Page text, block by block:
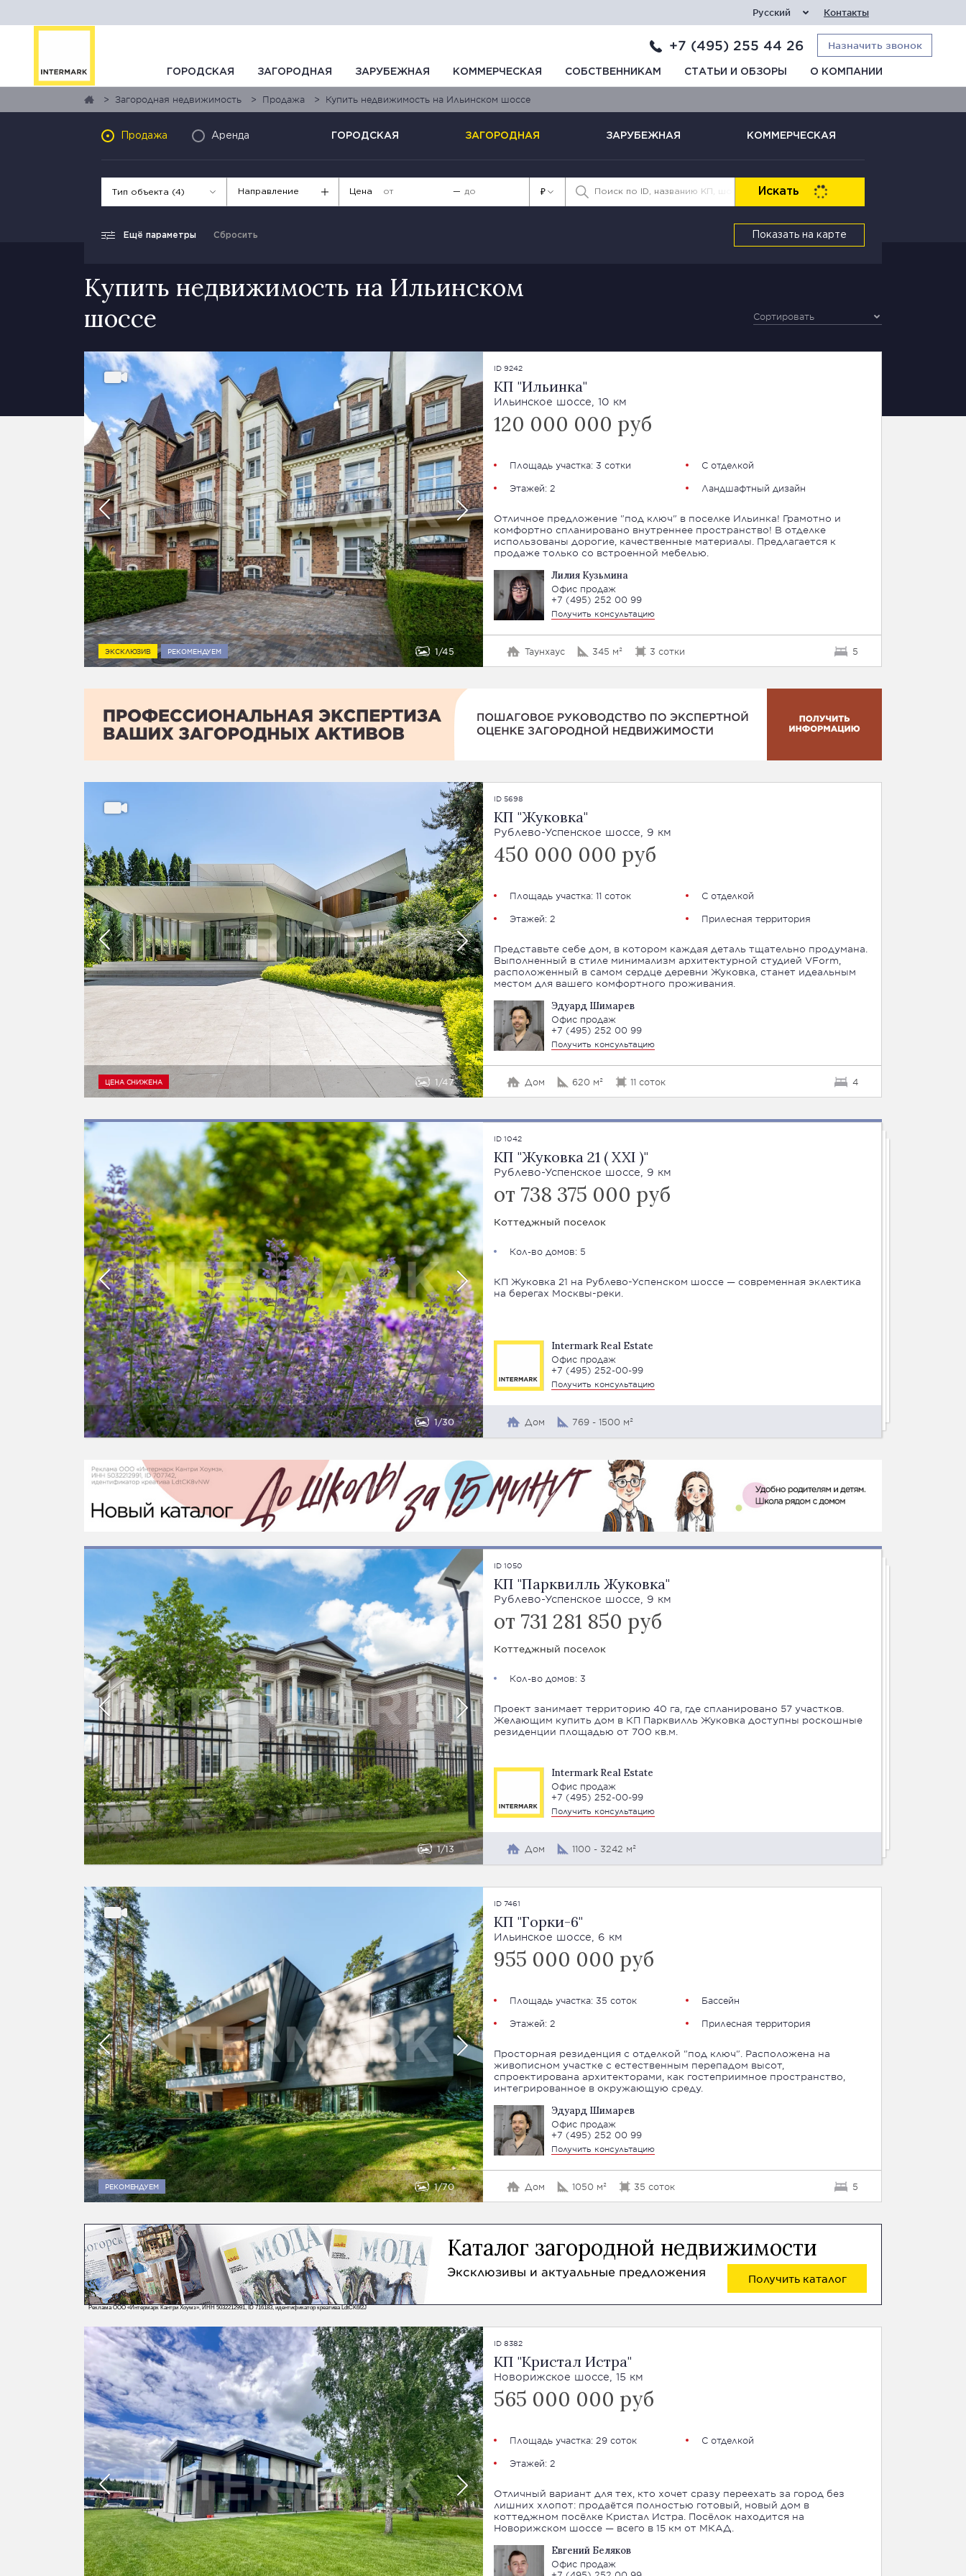
Русский Контакты
+7 (495) 255 44 26 Назначить звонок
ГОРОДСКАЯ ЗАГОРОДНАЯ ЗАРУБЕЖНАЯ КОММЕРЧЕСКАЯ СОБСТВЕННИКАМ СТАТЬИ И ОБЗОРЫ О КОМПАНИИ
Загородная недвижимость Продажа Купить недвижимость на Ильинском шоссе
Продажа Аренда ГОРОДСКАЯ ЗАГОРОДНАЯ ЗАРУБЕЖНАЯ КОММЕРЧЕСКАЯ
Тип объекта (4) Направление Цена — ₽ Искать
Ещё параметры Сбросить Показать на карте
Купить недвижимость на Ильинском
шоссе
Сортировать
ЭКСКЛЮЗИВ РЕКОМЕНДУЕМ 1 45
ID 9242
КП "Ильинка"
Ильинское шоссе, 10 км
120 000 000 руб
Площадь участка: 3 сотки
С отделкой
Этажей: 2
Ландшафтный дизайн
Отличное предложение "под ключ" в поселке Ильинка! Грамотно и
комфортно спланировано внутреннее пространство! В отделке
использованы дорогие, качественные материалы. Предлагается к
продаже только со встроенной мебелью.
Лилия Кузьмина
Офис продаж
+7 (495) 252 00 99
Получить консультацию
Таунхаус 345 м² 3 сотки 5
ЦЕНА СНИЖЕНА 1 47
ID 5698
КП "Жуковка"
Рублево-Успенское шоссе, 9 км
450 000 000 руб
Площадь участка: 11 соток
С отделкой
Этажей: 2
Прилесная территория
Представьте себе дом, в котором каждая деталь тщательно продумана.
Выполненный в стиле минимализм архитектурной студией VForm,
расположенный в самом сердце деревни Жуковка, станет идеальным
местом для вашего комфортного проживания.
Эдуард Шимарев
Офис продаж
+7 (495) 252 00 99
Получить консультацию
Дом 620 м² 11 соток 4
1 30
ID 1042
КП "Жуковка 21 ( XXI )"
Рублево-Успенское шоссе, 9 км
от 738 375 000 руб
Коттеджный поселок
Кол-во домов: 5
КП Жуковка 21 на Рублево-Успенском шоссе — современная эклектика
на берегах Москвы-реки.
Intermark Real Estate
Офис продаж
+7 (495) 252-00-99
Получить консультацию
Дом 769 - 1500 м²
1 13
ID 1050
КП "Парквилль Жуковка"
Рублево-Успенское шоссе, 9 км
от 731 281 850 руб
Коттеджный поселок
Кол-во домов: 3
Проект занимает территорию 40 га, где спланировано 57 участков.
Желающим купить дом в КП Парквилль Жуковка доступны роскошные
резиденции площадью от 700 кв.м.
Intermark Real Estate
Офис продаж
+7 (495) 252-00-99
Получить консультацию
Дом 1100 - 3242 м²
РЕКОМЕНДУЕМ 1 70
ID 7461
КП "Горки-6"
Ильинское шоссе, 6 км
955 000 000 руб
Площадь участка: 35 соток
Бассейн
Этажей: 2
Прилесная территория
Просторная резиденция с отделкой "под ключ". Расположена на
живописном участке с естественным перепадом высот,
спроектирована архитекторами, как гостеприимное пространство,
интегрированное в окружающую среду.
Эдуард Шимарев
Офис продаж
+7 (495) 252 00 99
Получить консультацию
Дом 1050 м² 35 соток 5
Каталог загородной недвижимости
Эксклюзивы и актуальные предложения Получить каталог
Реклама ООО «Интермарк Кантри Хоумз», ИНН 5032212991, ID 716183, идентификатор креатива LdtCK6f2J
ID 8382
КП "Кристал Истра"
Новорижское шоссе, 15 км
565 000 000 руб
Площадь участка: 29 соток
С отделкой
Этажей: 2
Отличный вариант для тех, кто хочет сразу переехать за город без
лишних хлопот: продаётся полностью готовый, новый дом в
коттеджном посёлке Кристал Истра. Посёлок находится на
Новорижском шоссе — всего в 15 км от МКАД.
Евгений Беляков
Офис продаж